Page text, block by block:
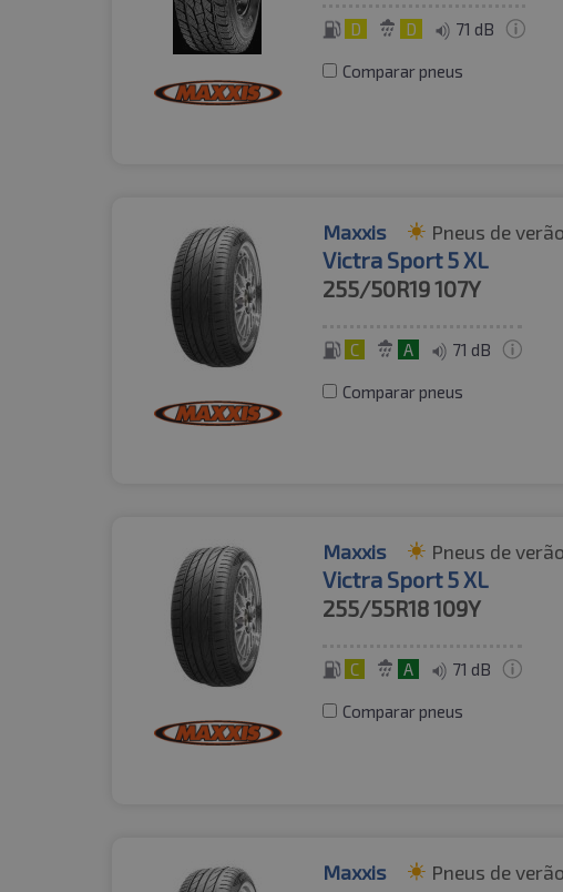
D D 71 dB
Comparar pneus
Maxxis Pneus de verão
Victra Sport 5 XL
255/50R19107Y
C A 71 dB
Comparar pneus
Maxxis Pneus de verão
Victra Sport 5 XL
255/55R18109Y
C A 71 dB
Comparar pneus
Maxxis Pneus de verão